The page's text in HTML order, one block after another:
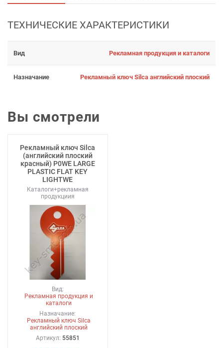
ТЕХНИЧЕСКИЕ ХАРАКТЕРИСТИКИ
Вид Рекламная продукция и каталоги
Назначание Рекламный ключ Silca английский плоский
Вы смотрели
Рекламный ключ Silca
(английский плоский
красный) P0WE LARGE
PLASTIC FLAT KEY
LIGHTWE
Каталоги+рекламная
продукциия
Вид:
Рекламная продукция и
каталоги
Назначание:
Рекламный ключ Silca
английский плоский
Артикул: 55851